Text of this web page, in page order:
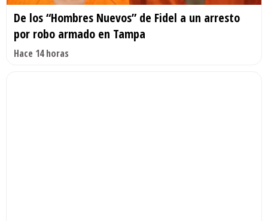
De los “Hombres Nuevos” de Fidel a un arresto
por robo armado en Tampa
Hace 14 horas